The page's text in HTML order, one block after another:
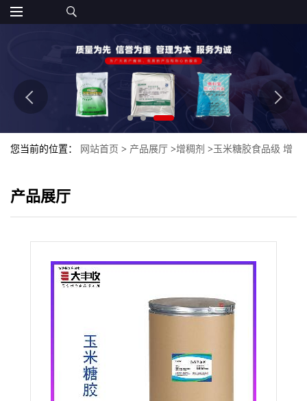
您当前的位置： 网站首页 > 产品展厅 >增稠剂 >玉米糖胶食品级 增
产品展厅